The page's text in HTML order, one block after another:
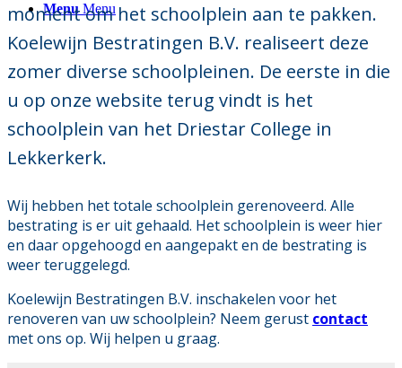
Menu Menu
moment om het schoolplein aan te pakken.
Koelewijn Bestratingen B.V. realiseert deze
zomer diverse schoolpleinen. De eerste in die
u op onze website terug vindt is het
schoolplein van het Driestar College in
Lekkerkerk.
Wij hebben het totale schoolplein gerenoveerd. Alle
bestrating is er uit gehaald. Het schoolplein is weer hier
en daar opgehoogd en aangepakt en de bestrating is
weer teruggelegd.
Koelewijn Bestratingen B.V. inschakelen voor het
renoveren van uw schoolplein? Neem gerust contact
met ons op. Wij helpen u graag.